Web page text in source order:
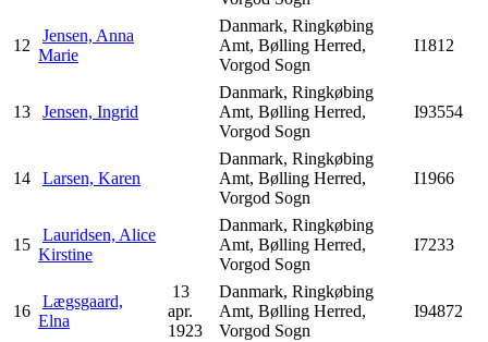
12
Jensen, Anna
Marie
Danmark, Ringkøbing
Amt, Bølling Herred,
Vorgod Sogn
I1812
13 Jensen, Ingrid
Danmark, Ringkøbing
Amt, Bølling Herred,
Vorgod Sogn
I93554
14 Larsen, Karen
Danmark, Ringkøbing
Amt, Bølling Herred,
Vorgod Sogn
I1966
15
Lauridsen, Alice
Kirstine
Danmark, Ringkøbing
Amt, Bølling Herred,
Vorgod Sogn
I7233
16
Lægsgaard,
Elna
13
apr.
1923
Danmark, Ringkøbing
Amt, Bølling Herred,
Vorgod Sogn
I94872